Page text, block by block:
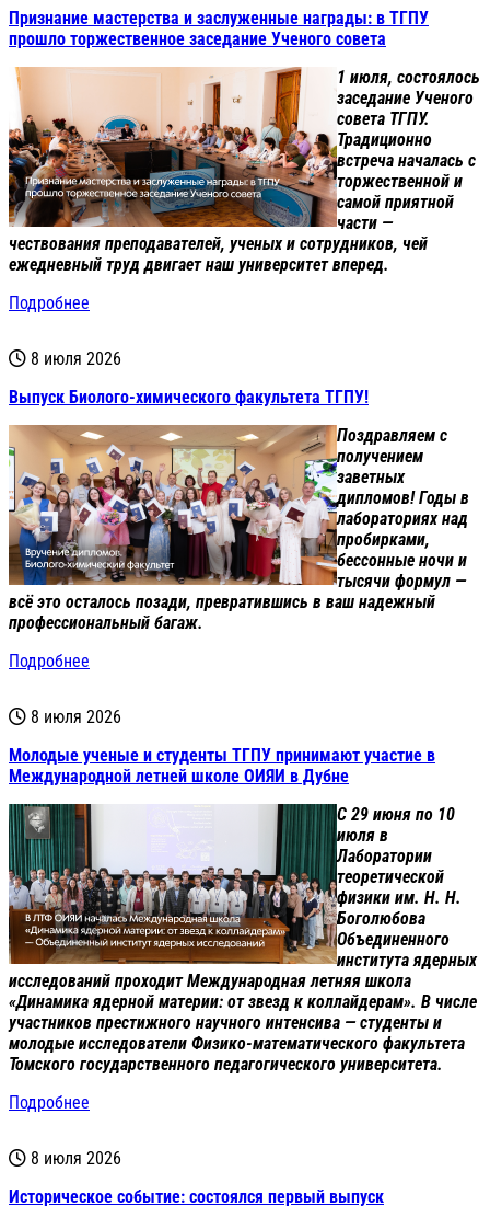
Признание мастерства и заслуженные награды: в ТГПУ
прошло торжественное заседание Ученого совета
1 июля, состоялось
заседание Ученого
совета ТГПУ.
Традиционно
встреча началась с
торжественной и
самой приятной
части —
чествования преподавателей, ученых и сотрудников, чей
ежедневный труд двигает наш университет вперед.
Подробнее
8 июля 2026
Выпуск Биолого-химического факультета ТГПУ!
Поздравляем с
получением
заветных
дипломов! Годы в
лабораториях над
пробирками,
бессонные ночи и
тысячи формул —
всё это осталось позади, превратившись в ваш надежный
профессиональный багаж.
Подробнее
8 июля 2026
Молодые ученые и студенты ТГПУ принимают участие в
Международной летней школе ОИЯИ в Дубне
С 29 июня по 10
июля в
Лаборатории
теоретической
физики им. Н. Н.
Боголюбова
Объединенного
института ядерных
исследований проходит Международная летняя школа
«Динамика ядерной материи: от звезд к коллайдерам». В числе
участников престижного научного интенсива — студенты и
молодые исследователи Физико-математического факультета
Томского государственного педагогического университета.
Подробнее
8 июля 2026
Историческое событие: состоялся первый выпуск